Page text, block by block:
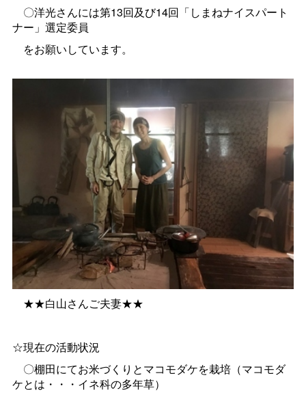
〇洋光さんには第13回及び14回「しまねナイスパート
ナー」選定委員
をお願いしています。
★★白山さんご夫妻★★
☆現在の活動状況
〇棚田にてお米づくりとマコモダケを栽培（マコモダ
ケとは・・・イネ科の多年草）